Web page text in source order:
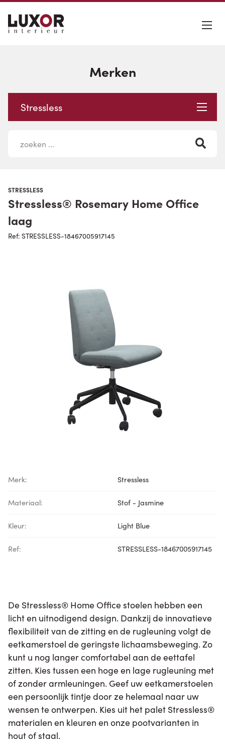
Merken
Stressless
STRESSLESS
Stressless® Rosemary Home Office
laag
Ref: STRESSLESS-18467005917145
Merk: Stressless
Materiaal: Stof - Jasmine
Kleur: Light Blue
Ref: STRESSLESS-18467005917145
De Stressless® Home Office stoelen hebben een
licht en uitnodigend design. Dankzij de innovatieve
flexibiliteit van de zitting en de rugleuning volgt de
eetkamerstoel de geringste lichaamsbeweging. Zo
kunt u nog langer comfortabel aan de eettafel
zitten. Kies tussen een hoge en lage rugleuning met
of zonder armleuningen. Geef uw eetkamerstoelen
een persoonlijk tintje door ze helemaal naar uw
wensen te ontwerpen. Kies uit het palet Stressless®
materialen en kleuren en onze pootvarianten in
hout of staal.